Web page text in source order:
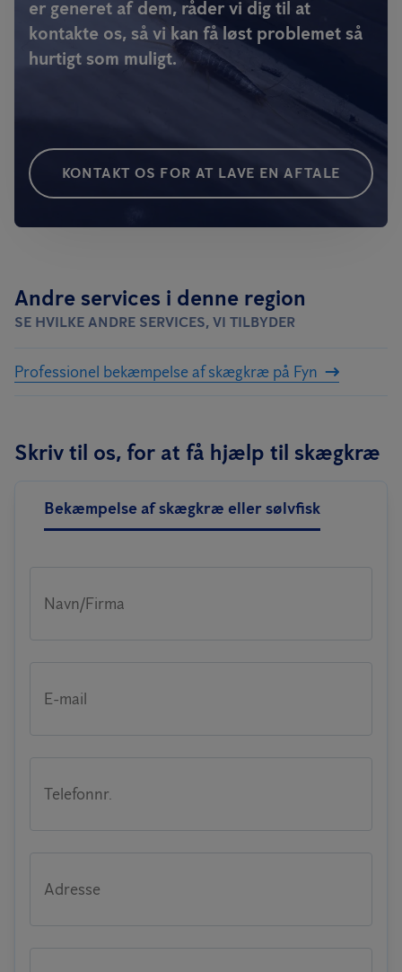
er generet af dem, råder vi dig til at
kontakte os, så vi kan få løst problemet så
hurtigt som muligt.
KONTAKT OS FOR AT LAVE EN AFTALE
Andre services i denne region
SE HVILKE ANDRE SERVICES, VI TILBYDER
Professionel bekæmpelse af skægkræ på Fyn
Skriv til os, for at få hjælp til skægkræ
Bekæmpelse af skægkræ eller sølvfisk
Navn/Firma
E-mail
Telefonnr.
Adresse